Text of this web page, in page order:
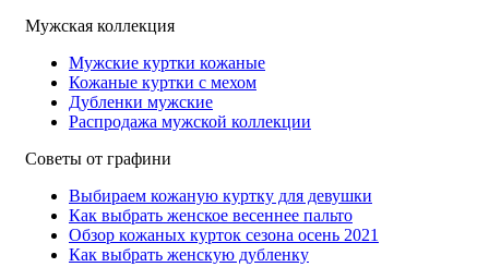
Мужская коллекция
Мужские куртки кожаные
Кожаные куртки с мехом
Дубленки мужские
Распродажа мужской коллекции
Советы от графини
Выбираем кожаную куртку для девушки
Как выбрать женское весеннее пальто
Обзор кожаных курток сезона осень 2021
Как выбрать женскую дубленку